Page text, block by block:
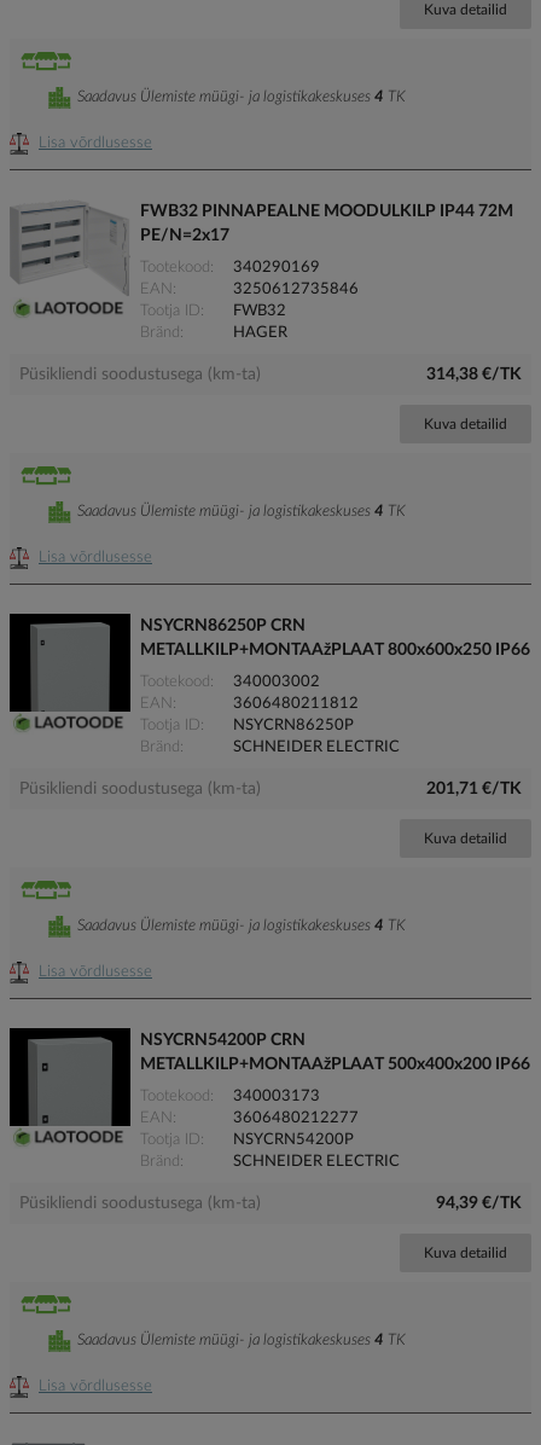
Kuva detailid
Lisa võrdlusesse
Saadavus Ülemiste müügi- ja logistikakeskuses 4 TK
FWB32 PINNAPEALNE MOODULKILP IP44 72M
PE/N=2x17
Tootekood
340290169
EAN
3250612735846
Tootja ID
FWB32
Bränd
HAGER
Püsikliendi soodustusega (km-ta) 314,38 €/TK
Kuva detailid
Lisa võrdlusesse
Saadavus Ülemiste müügi- ja logistikakeskuses 4 TK
NSYCRN86250P CRN
METALLKILP+MONTAAžPLAAT 800x600x250 IP66
Tootekood
340003002
EAN
3606480211812
Tootja ID
NSYCRN86250P
Bränd
SCHNEIDER ELECTRIC
Püsikliendi soodustusega (km-ta) 201,71 €/TK
Kuva detailid
Lisa võrdlusesse
Saadavus Ülemiste müügi- ja logistikakeskuses 4 TK
NSYCRN54200P CRN
METALLKILP+MONTAAžPLAAT 500x400x200 IP66
Tootekood
340003173
EAN
3606480212277
Tootja ID
NSYCRN54200P
Bränd
SCHNEIDER ELECTRIC
Püsikliendi soodustusega (km-ta) 94,39 €/TK
Kuva detailid
Lisa võrdlusesse
Saadavus Ülemiste müügi- ja logistikakeskuses 4 TK